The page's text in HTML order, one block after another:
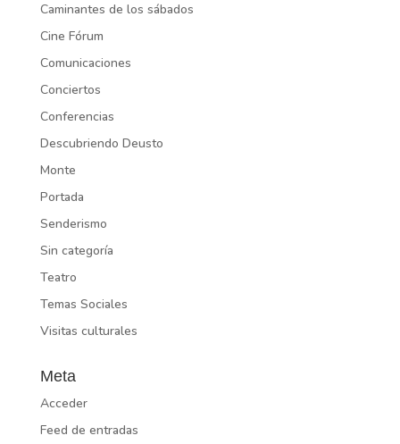
Caminantes de los sábados
Cine Fórum
Comunicaciones
Conciertos
Conferencias
Descubriendo Deusto
Monte
Portada
Senderismo
Sin categoría
Teatro
Temas Sociales
Visitas culturales
Meta
Acceder
Feed de entradas